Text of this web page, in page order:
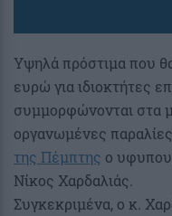
Υψηλά πρόστιμα που
ευρώ για ιδιοκτήτες
συμμορφώνονται στα
οργανωμένες
της Πέμπτης ο
Νίκος Χαρδαλιάς.
Συγκεκριμένα, ο κ.